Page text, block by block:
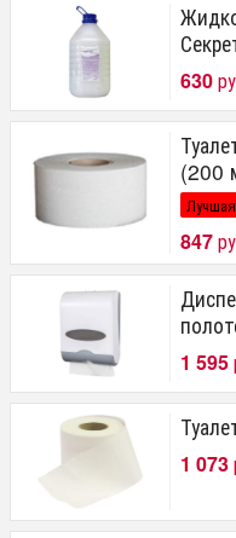
630
(200
847
1 595
1 073